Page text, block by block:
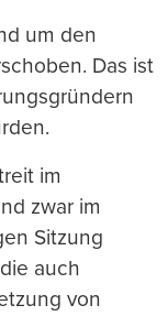
um den
Das ist
im
zwar im
Sitzung
auch
von